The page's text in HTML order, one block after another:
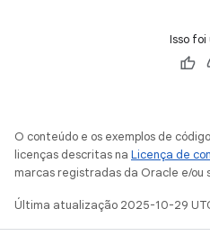
Isso foi
O conteúdo e os exemplos de
licenças descritas na Licença de
marcas registradas da Oracle e/ou
Última atualização 2025-10-29